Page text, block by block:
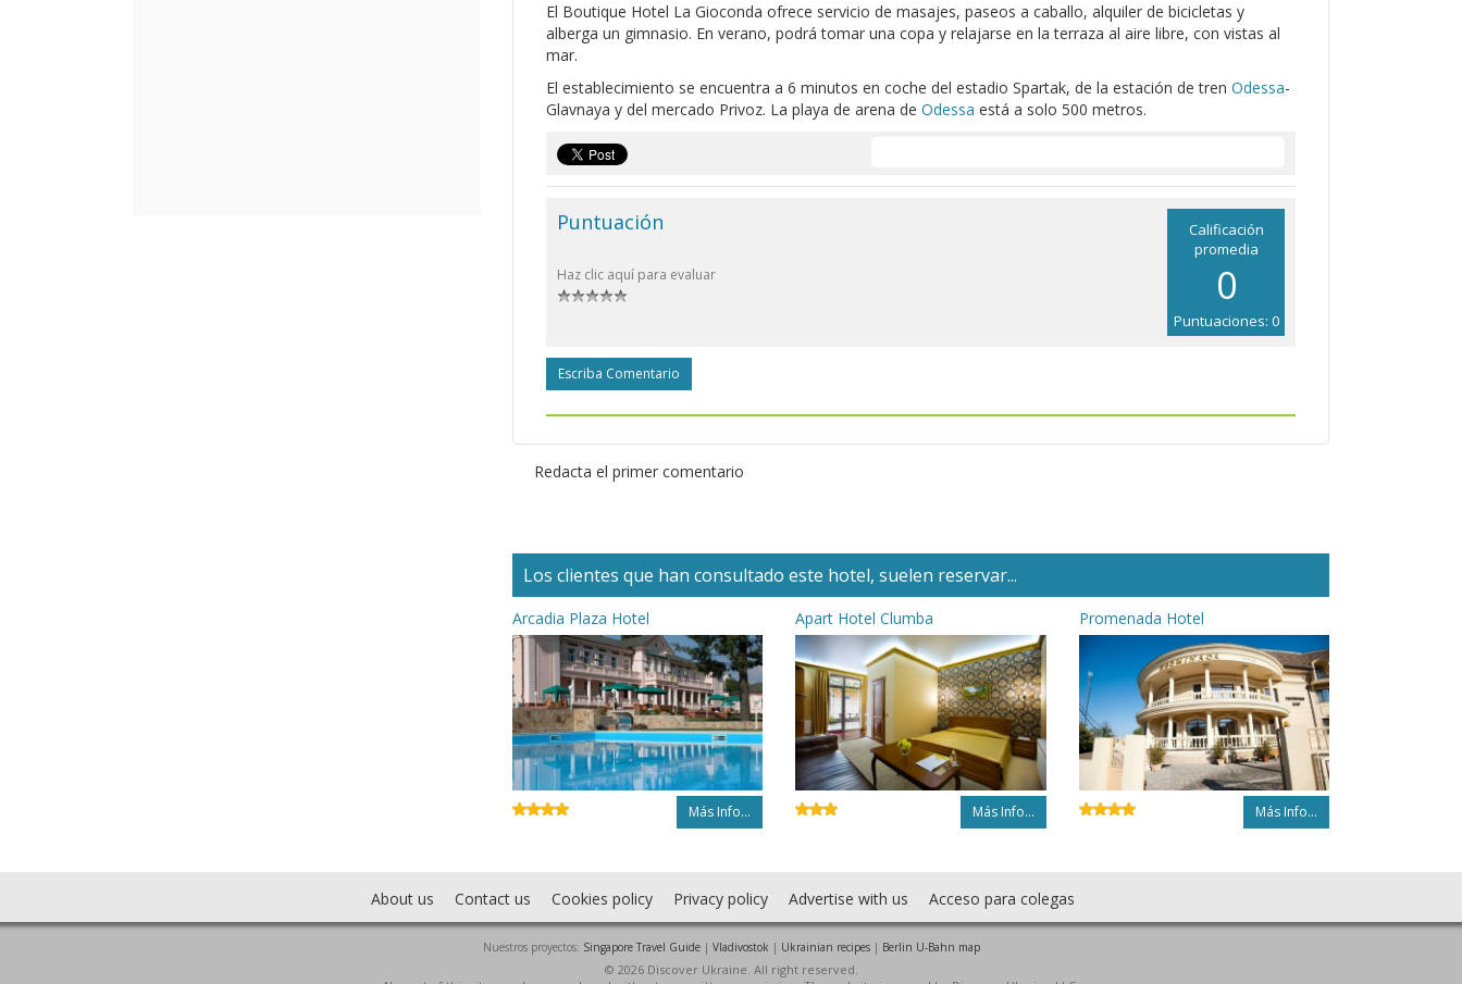
El Boutique Hotel La Gioconda ofrece servicio de masajes, paseos a caballo, alquiler de bicicletas y
alberga un gimnasio. En verano, podrá tomar una copa y relajarse en la terraza al aire libre, con vistas al
mar.
El establecimiento se encuentra a 6 minutos en coche del estadio Spartak, de la estación de tren Odessa-
Glavnaya y del mercado Privoz. La playa de arena de Odessa está a solo 500 metros.
Calificación
promedia
0
Puntuaciones: 0
Puntuación
Haz clic aquí para evaluar
Escriba Comentario
Redacta el primer comentario
Los clientes que han consultado este hotel, suelen reservar...
Arcadia Plaza Hotel
Más Info...
Apart Hotel Clumba
Más Info...
Promenada Hotel
Más Info...
About us Contact us Cookies policy Privacy policy Advertise with us Acceso para colegas
Nuestros proyectos: Singapore Travel Guide| Vladivostok | Ukrainian recipes| Berlin U-Bahn map
© 2026 Discover Ukraine. All right reserved.